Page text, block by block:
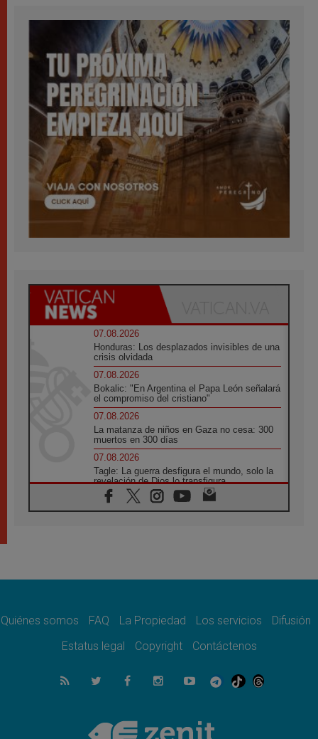
07.08.2026
Honduras: Los desplazados invisibles de una
crisis olvidada
07.08.2026
Bokalic: "En Argentina el Papa León señalará
el compromiso del cristiano"
07.08.2026
La matanza de niños en Gaza no cesa: 300
muertos en 300 días
07.08.2026
Tagle: La guerra desfigura el mundo, solo la
revelación de Dios lo transfigura
07.08.2026
Presentada la Trienal de Arte de las
espacio público
Lanzan un proyecto de empoderamiento
07.08.2026
Programa oficial del Viaje Apostólico del
Obispos de Ecuador: El bien de las familias
Quiénes somos FAQ La Propiedad Los servicios
Difusión
Estatus legal
Copyright Contáctenos